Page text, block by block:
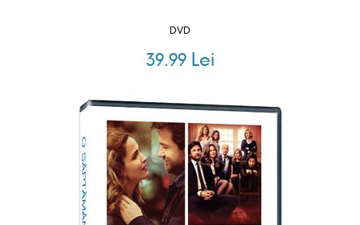
DVD
39.99 Lei